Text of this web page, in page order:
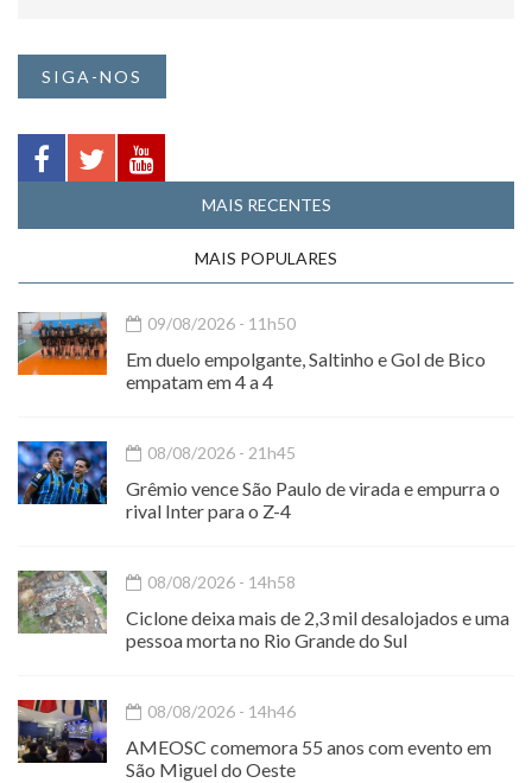
SIGA-NOS
MAIS RECENTES
MAIS POPULARES
09/08/2026 - 11h50
Em duelo empolgante, Saltinho e Gol de Bico
empatam em 4 a 4
08/08/2026 - 21h45
Grêmio vence São Paulo de virada e empurra o
rival Inter para o Z-4
08/08/2026 - 14h58
Ciclone deixa mais de 2,3 mil desalojados e uma
pessoa morta no Rio Grande do Sul
08/08/2026 - 14h46
AMEOSC comemora 55 anos com evento em
São Miguel do Oeste